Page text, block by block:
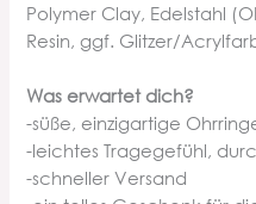
Polymer Clay, Edelstahl
Resin, ggf. Glitzer/
Was erwartet dich?
-süße, einzigartige
-leichtes Tragegefühl,
-schneller Versand